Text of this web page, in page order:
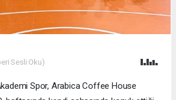
Sesli Oku)
Spor, Arabica Coffee House